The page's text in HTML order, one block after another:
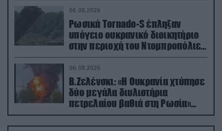
06.08.2026
Ρωσικά Tornado-S έπληξαν
υπόγειο ουκρανικό διοικητήριο
στην περιοχή του Ντομπροπόλιε
(βίντεο)
06.08.2026
Β.Ζελένσκι: «Η Ουκρανία χτύπησε
δύο μεγάλα διυλιστήρια
πετρελαίου βαθιά στη Ρωσία»
(βίντεο)